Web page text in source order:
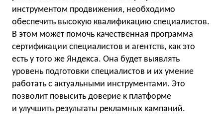
инструментом продвижения, необходимо
обеспечить высокую квалификацию специалистов.
В этом может помочь качественная программа
сертификации специалистов и агентств, как это
есть у того же Яндекса. Она будет выявлять
уровень подготовки специалистов и их умение
работать с актуальными инструментами. Это
позволит повысить доверие к платформе
и улучшить результаты рекламных кампаний.